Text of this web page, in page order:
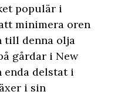
populär i
minimera oren
till denna olja
gårdar i New
enda delstat i
i sin